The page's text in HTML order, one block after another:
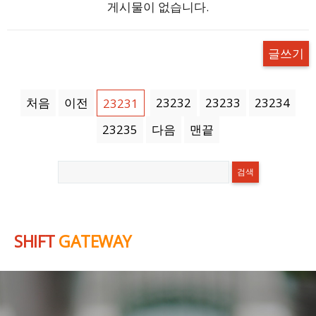
게시물이 없습니다.
글쓰기
처음 이전 23231 23232 23233
23234
23235
다음 맨끝
SHIFTGATEWAY